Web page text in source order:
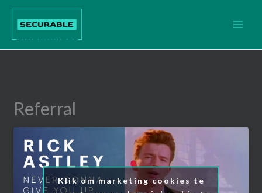
Referral
Klik om marketing cookies te